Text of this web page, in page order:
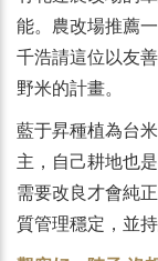
能。農改場推薦
千浩請這位以友
野米的計畫。
藍于昇種植為台
主，自己耕地也
需要改良才會純
質管理穩定，並